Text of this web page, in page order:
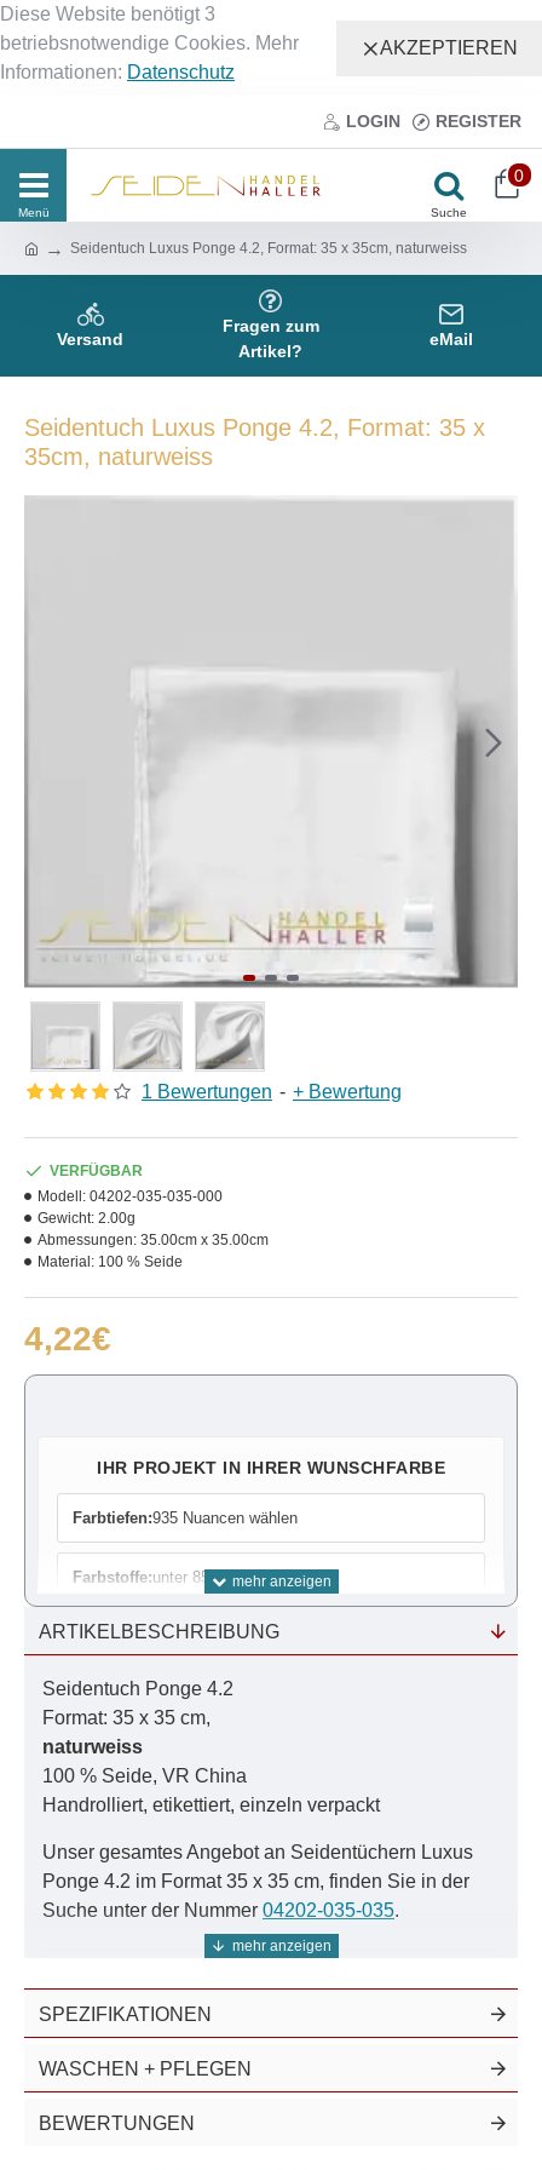
Diese Website benötigt 3
betriebsnotwendige Cookies. Mehr
Informationen: Datenschutz
AKZEPTIEREN
LOGIN REGISTER
0
Seidentuch Luxus Ponge 4.2, Format: 35 x 35cm, naturweiss
Versand
Fragen zum
Artikel?
eMail
Seidentuch Luxus Ponge 4.2, Format: 35 x
35cm, naturweiss
1 Bewertungen - + Bewertung
4,22€
VERFÜGBAR
Modell: 04202-035-035-000
Gewicht: 2.00g
Abmessungen: 35.00cm x 35.00cm
Material: 100 % Seide
IHR PROJEKT IN IHRER WUNSCHFARBE
Farbtiefen:935 Nuancen wählen
Farbstoffe:unter 85 Farben wählen
Farbrechner:Bedarf ermitteln
Färbe-Anleitung:Schritt für Schritt
Farbmuster:
Das Farbsystem:Als PDF zum download
Nutzen Sie unser Farbsystem für exakte Ergebnisse.
ARTIKELBESCHREIBUNG
Seidentuch Ponge 4.2
Format: 35 x 35 cm,
naturweiss
100 % Seide, VR China
Handrolliert, etikettiert, einzeln verpackt
Unser gesamtes Angebot an Seidentüchern Luxus
Ponge 4.2 im Format 35 x 35 cm, finden Sie in der
Suche unter der Nummer 04202-035-035.
Seidenstoffe, Tücher und Schals aus dieser
hochwertigen Seidenqualität finden Sie inder Suche
SPEZIFIKATIONEN
WASCHEN + PFLEGEN
BEWERTUNGEN